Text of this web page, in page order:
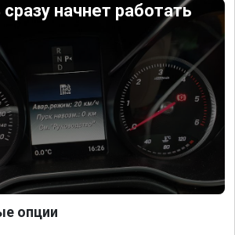
начнет работать
опции